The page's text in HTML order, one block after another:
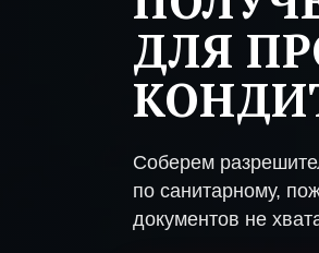
ДЛЯ
Соберем
по санитарному,
документов не